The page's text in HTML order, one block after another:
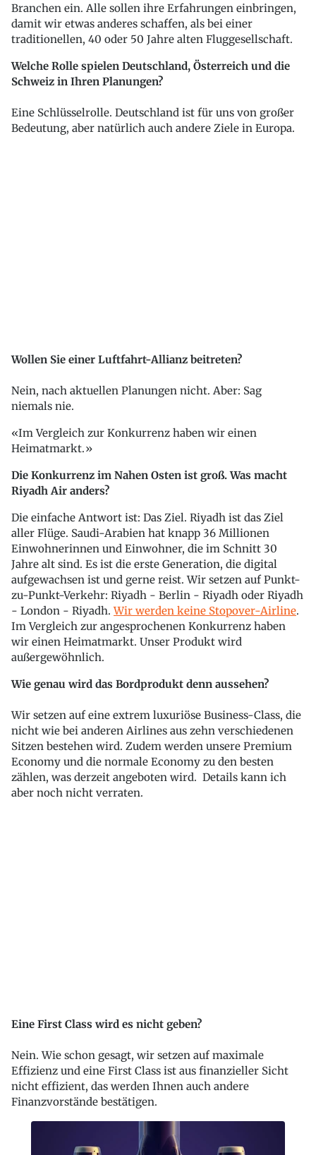
Branchen ein. Alle sollen ihre Erfahrungen einbringen,
damit wir etwas anderes schaffen, als bei einer
traditionellen, 40 oder 50 Jahre alten Fluggesellschaft.
Welche Rolle spielen Deutschland, Österreich und die
Schweiz in Ihren Planungen?
Eine Schlüsselrolle. Deutschland ist für uns von großer
Bedeutung, aber natürlich auch andere Ziele in Europa.
Wollen Sie einer Luftfahrt-Allianz beitreten?
Nein, nach aktuellen Planungen nicht. Aber: Sag
niemals nie.
Im Vergleich zur Konkurrenz haben wir einen
Heimatmarkt.
Die Konkurrenz im Nahen Osten ist groß. Was macht
Riyadh Air anders?
Die einfache Antwort ist: Das Ziel. Riyadh ist das Ziel
aller Flüge. Saudi-Arabien hat knapp 36 Millionen
Einwohnerinnen und Einwohner, die im Schnitt 30
Jahre alt sind. Es ist die erste Generation, die digital
aufgewachsen ist und gerne reist. Wir setzen auf Punkt-
zu-Punkt-Verkehr: Riyadh - Berlin - Riyadh oder Riyadh
- London - Riyadh.Wir werden keine Stopover-Airline.
Im Vergleich zur angesprochenen Konkurrenz haben
wir einen Heimatmarkt. Unser Produkt wird
außergewöhnlich.
Wie genau wird das Bordprodukt denn aussehen?
Wir setzen auf eine extrem luxuriöse Business-Class, die
nicht wie bei anderen Airlines aus zehn verschiedenen
Sitzen bestehen wird. Zudem werden unsere Premium
Economy und die normale Economy zu den besten
zählen, was derzeit angeboten wird. Details kann ich
aber noch nicht verraten.
Eine First Class wird es nicht geben?
Nein. Wie schon gesagt, wir setzen auf maximale
Effizienz und eine First Class ist aus finanzieller Sicht
nicht effizient, das werden Ihnen auch andere
Finanzvorstände bestätigen.